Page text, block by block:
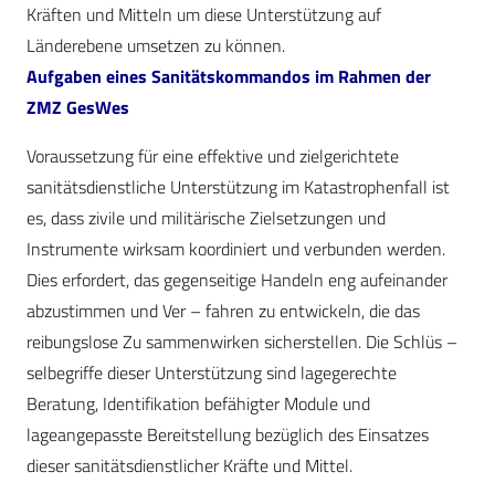
Kräften und Mitteln um diese Unterstützung auf
Länderebene umsetzen zu können.
Aufgaben eines Sanitätskommandos im Rahmen der
ZMZ GesWes
Voraussetzung für eine effektive und zielgerichtete
sanitätsdienstliche Unterstützung im Katastrophenfall ist
es, dass zivile und militärische Zielsetzungen und
Instrumente wirksam koordiniert und verbunden werden.
Dies erfordert, das gegenseitige Handeln eng aufeinander
abzustimmen und Ver – fahren zu entwickeln, die das
reibungslose Zu sammenwirken sicherstellen. Die Schlüs –
selbegriffe dieser Unterstützung sind lagegerechte
Beratung, Identifikation befähigter Module und
lageangepasste Bereitstellung bezüglich des Einsatzes
dieser sanitätsdienstlicher Kräfte und Mittel.